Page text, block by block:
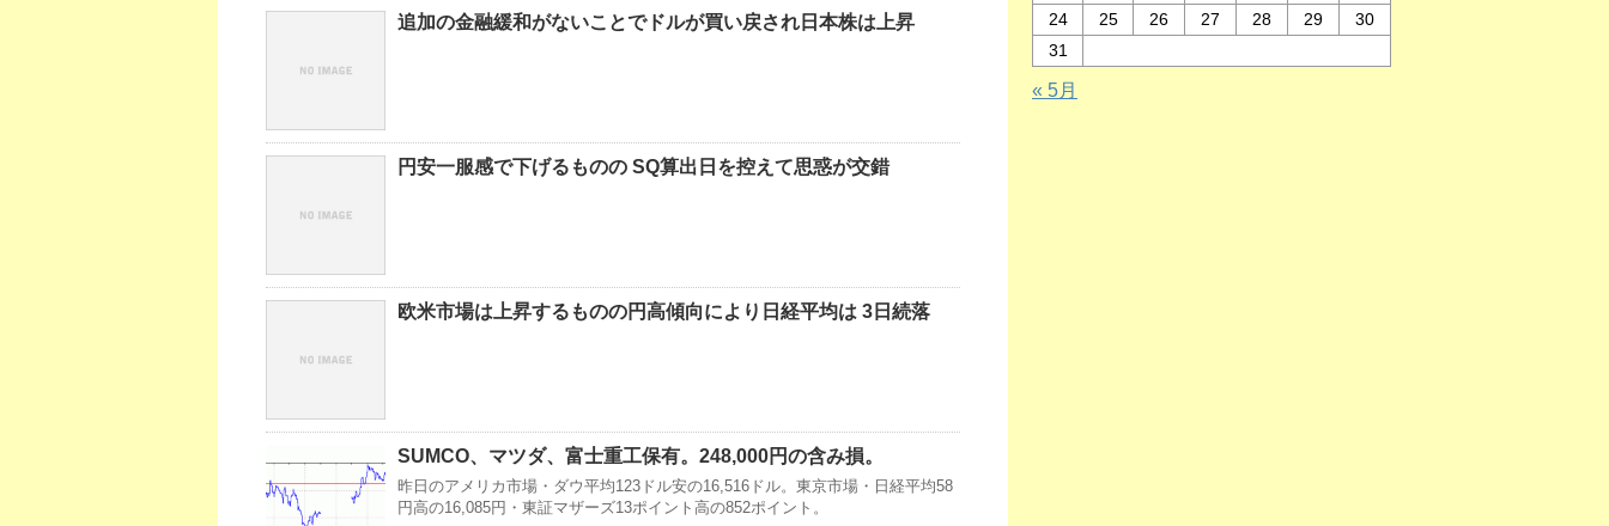
追加の金融緩和がないことでドルが買い戻され日本株は上昇
円安一服感で下げるものの SQ算出日を控えて思惑が交錯
欧米市場は上昇するものの円高傾向により日経平均は 3日続落
SUMCO、マツダ、富士重工保有。248,000円の含み損。
昨日のアメリカ市場・ダウ平均123ドル安の16,516ドル。東京市場・日経平均58
円高の16,085円・東証マザーズ13ポイント高の852ポイント。
24
25 26 27 28 29
30
31
« 5月